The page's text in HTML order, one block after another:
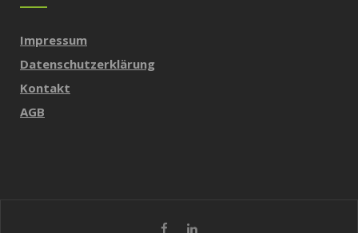
Impressum
Datenschutzerklärung
Kontakt
AGB